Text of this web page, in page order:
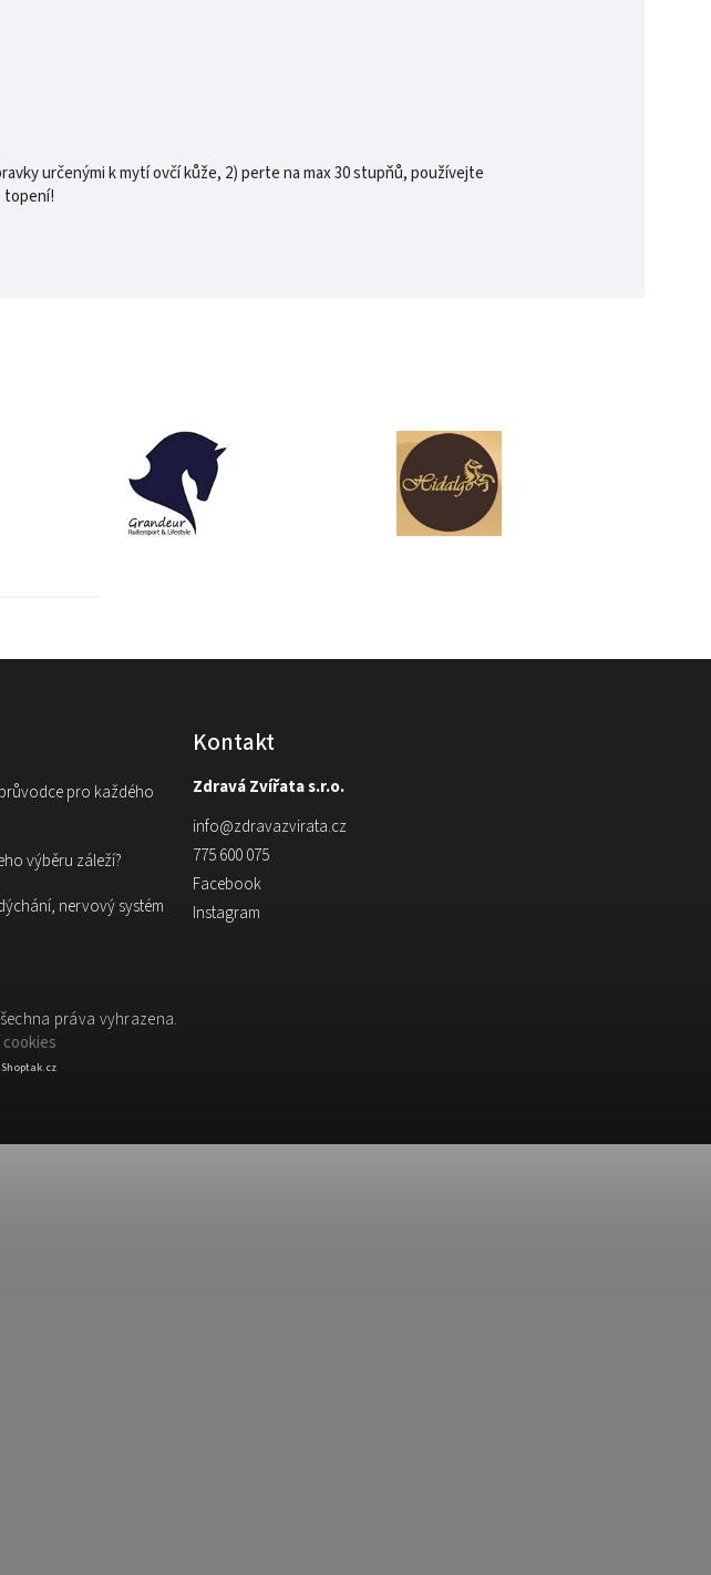
určenými k mytí ovčí kůže, 2) perte na max 30 stupňů, používejte
topení!
pro každého
výběru záleží?
nervový systém
Kontakt
Zdravá Zvířata s.r.o.
info@zdravazvirata.cz
775 600 075
Facebook
Instagram
práva vyhrazena.
Shoptak.cz